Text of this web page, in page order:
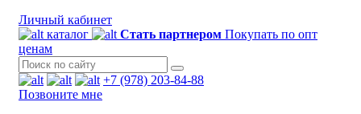
Личный кабинет
каталог
Стать партнером Покупать по опт
ценам
+7 (978) 203-84-88
Позвоните мне